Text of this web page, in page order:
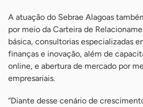
A atuação do Sebrae Alagoas
por meio da Carteira de
básica, consultorias especializadas
finanças e inovação, além de
online, e abertura de mercado por
empresariais.
“Diante desse cenário de